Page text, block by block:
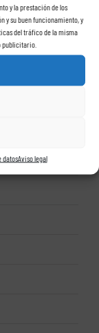
y la prestación de los
y su buen funcionamiento, y
del tráfico de la misma
publicitario.
datosAviso legal